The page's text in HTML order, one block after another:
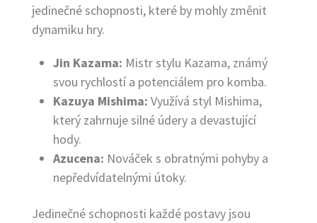
jedinečné schopnosti, které by mohly změnit
dynamiku hry.
Jin Kazama: Mistr stylu Kazama, známý
svou rychlostí a potenciálem pro komba.
Kazuya Mishima: Využívá styl Mishima,
který zahrnuje silné údery a devastující
hody.
Azucena: Nováček s obratnými pohyby a
nepředvídatelnými útoky.
Jedinečné schopnosti každé postavy jsou